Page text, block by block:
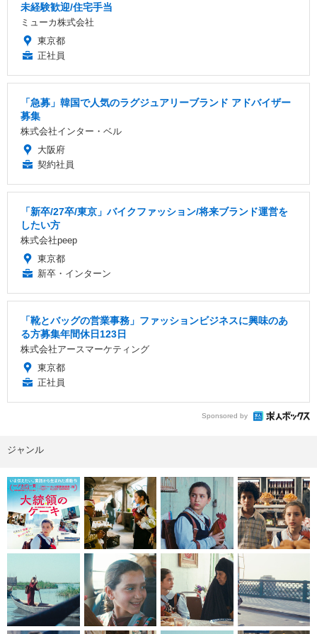
未経験歓迎/住宅手当
ミューカ株式会社
東京都
正社員
「急募」韓国で人気のラグジュアリーブランド アドバイザー
募集
株式会社インター・ベル
大阪府
契約社員
「新卒/27卒/東京」バイクファッション/将来ブランド運営を
したい方
株式会社peep
東京都
新卒・インターン
「靴とバッグの営業事務」ファッションビジネスに興味のあ
る方募集年間休日123日
株式会社アースマーケティング
東京都
正社員
Sponsored by
ジャンル